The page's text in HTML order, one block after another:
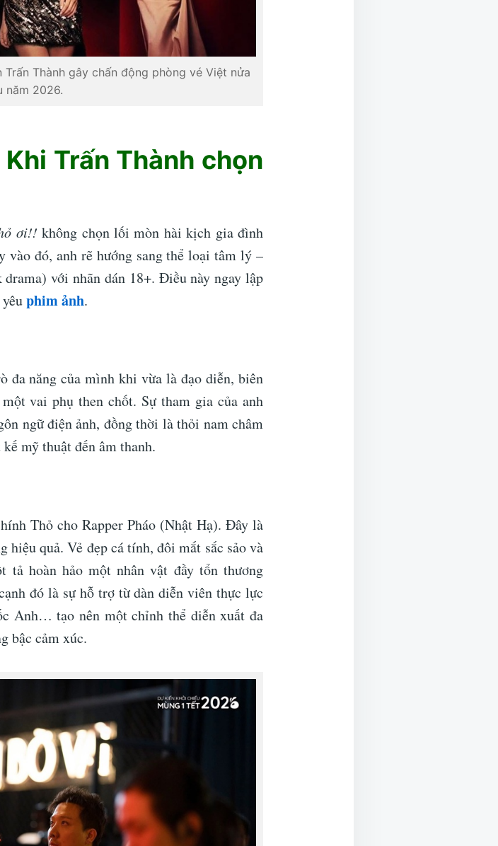
Thành gây chấn động phòng vé Việt nửa
năm 2026.
Trấn Thành chọn
ơi!! không chọn lối mòn hài kịch gia đình
vào đó, anh rẽ hướng sang thể loại tâm lý –
với nhãn dán 18+. Điều này ngay lập
phim ảnh.
đa năng của mình khi vừa là đạo diễn, biên
vai phụ then chốt. Sự tham gia của anh
ngữ điện ảnh, đồng thời là thỏi nam châm
mỹ thuật đến âm thanh.
Thỏ cho Rapper Pháo (Nhật Hạ). Đây là
hiệu quả. Vẻ đẹp cá tính, đôi mắt sắc sảo và
tả hoàn hảo một nhân vật đầy tổn thương
đó là sự hỗ trợ từ dàn diễn viên thực lực
Anh… tạo nên một chỉnh thể diễn xuất đa
bậc cảm xúc.